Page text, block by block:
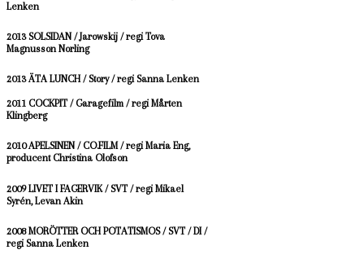
Lenken
2013 SOLSIDAN / Jarowskij / regi Tova
Magnusson Norling
2013 ÄTA LUNCH / Story / regi Sanna Lenken
2011 COCKPIT / Garagefilm / regi Mårten
Klingberg
2010 APELSINEN / CO.FILM / regi Maria Eng,
producent Christina Olofson
2009 LIVET I FAGERVIK / SVT / regi Mikael
Syrén, Levan Akin
2008 MORÖTTER OCH POTATISMOS / SVT / DI /
regi Sanna Lenken